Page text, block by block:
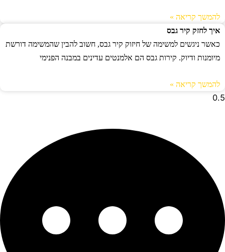
להמשך קריאה »
איך לחזק קיר גבס
כאשר ניגשים למשימה של חיזוק קיר גבס, חשוב להבין שהמשימה דורשת
מיומנות ודיוק. קירות גבס הם אלמנטים עדינים במבנה הפנימי
להמשך קריאה »